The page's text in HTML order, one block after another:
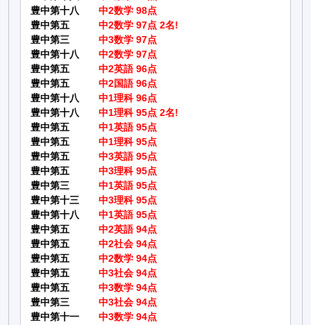
豊中第十八
中2数学 98点
豊中第五
中2数学 97点 2名!
豊中第三
中3数学 97点
豊中第十八
中2数学 97点
豊中第五
中2英語 96点
豊中第五
中2国語 96点
豊中第十八
中1理科 96点
豊中第十八
中1理科 95点 2名!
豊中第五
中1英語 95点
豊中第五
中1理科 95点
豊中第五
中3英語 95点
豊中第五
中3理科 95点
豊中第三
中1英語 95点
豊中第十三
中3理科 95点
豊中第十八
中1英語 95点
豊中第五
中2英語 94点
豊中第五
中2社会 94点
豊中第五
中2数学 94点
豊中第五
中3社会 94点
豊中第五
中3数学 94点
豊中第三
中3社会 94点
豊中第十一
中3数学 94点